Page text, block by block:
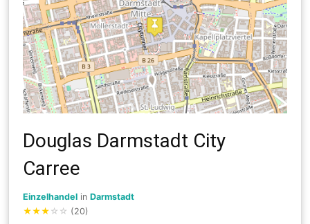
Douglas Darmstadt City
Carree
Einzelhandel inDarmstadt
★★★ ☆ ☆ (20)